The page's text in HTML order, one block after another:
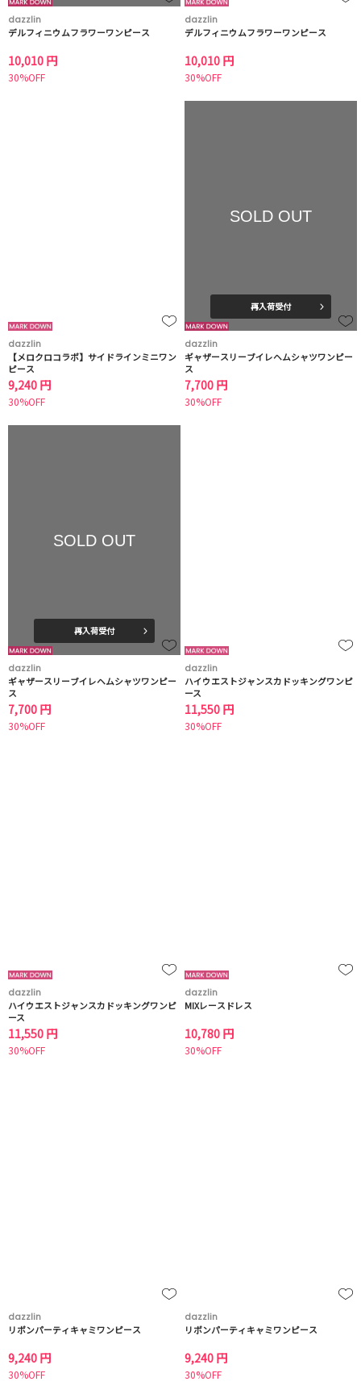
dazzlin
デルフィニウムフラワーワンピース
10,010 円
30%OFF
dazzlin
デルフィニウムフラワーワンピース
10,010 円
30%OFF
dazzlin
【メロクロコラボ】サイドラインミニワン
ピース
9,240 円
30%OFF
SOLD OUT
再入荷受付
dazzlin
ギャザースリーブイレヘムシャツワンピー
ス
7,700 円
30%OFF
SOLD OUT
再入荷受付
dazzlin
ギャザースリーブイレヘムシャツワンピー
ス
7,700 円
30%OFF
dazzlin
ハイウエストジャンスカドッキングワンピ
ース
11,550 円
30%OFF
dazzlin
ハイウエストジャンスカドッキングワンピ
ース
11,550 円
30%OFF
dazzlin
MIXレースドレス
10,780 円
30%OFF
dazzlin
リボンパーティキャミワンピース
9,240 円
30%OFF
dazzlin
リボンパーティキャミワンピース
9,240 円
30%OFF